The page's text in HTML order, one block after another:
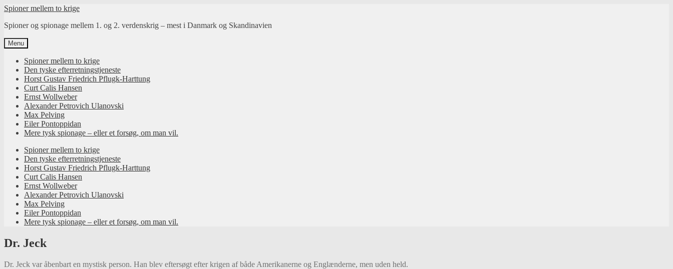
Spring
navigation
Spring
indhold
Spioner mellem to krige
Spioner og spionage mellem 1. og 2. verdenskrig – mest i Danmark og Skandinavien
Menu
Spioner mellem to krige
Den tyske efterretningstjeneste
Horst Gustav Friedrich Pflugk-Harttung
Curt Calis Hansen
Ernst Wollweber
Alexander Petrovich Ulanovski
Max Pelving
Eiler Pontoppidan
Mere tysk spionage – eller et forsøg, om man vil.
Spioner mellem to krige
Den tyske efterretningstjeneste
Horst Gustav Friedrich Pflugk-Harttung
Curt Calis Hansen
Ernst Wollweber
Alexander Petrovich Ulanovski
Max Pelving
Eiler Pontoppidan
Mere tysk spionage – eller et forsøg, om man vil.
Dr. Jeck
Dr. Jeck var åbenbart en mystisk person. Han blev eftersøgt efter krigen af både Amerikanerne og Englænderne, men uden held.